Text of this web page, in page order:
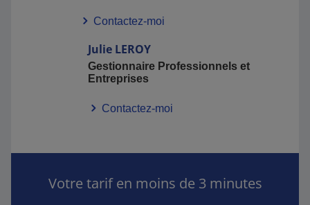
Contactez-moi
Julie LEROY
Gestionnaire Professionnels et
Entreprises
Contactez-moi
Votre tarif en moins de 3 minutes